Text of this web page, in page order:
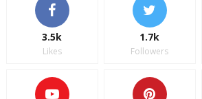
3.5k
Likes
1.7k
Followers